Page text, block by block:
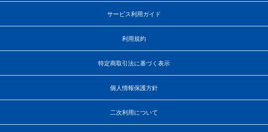
サービス利用ガイド
利用規約
特定商取引法に基づく表示
個人情報保護方針
二次利用について